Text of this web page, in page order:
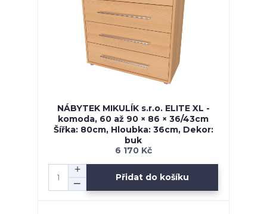
NÁBYTEK MIKULÍK s.r.o. ELITE XL -
komoda, 60 až 90 × 86 × 36/43cm
Šířka: 80cm, Hloubka: 36cm, Dekor:
buk
6 170 Kč
Přidat do košíku